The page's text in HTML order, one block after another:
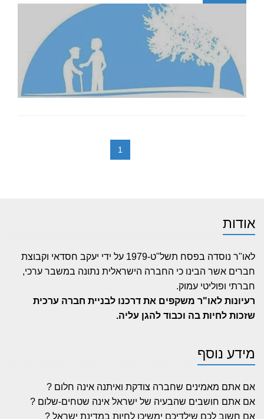
1
אודות
לאו"ר נוסדה בפסח תשל"ט-1979 על ידי יעקב חסדאי וקבוצת
חברים אשר הבינו כי החברה הישראלית נתונה במשבר ערכי,
חברתי ופוליטי עמוק.
רעיונות לאו"ר משקפים את דרכנו לבניית חברה ערכית
שזכות לחיות בה וכבוד להגן עליה.
מידע נוסף
אם אתם מאמינים שחברה צודקת ואיתנה אינה חלום ?
אם אתם חושבים שהבעיה של ישראל אינה שטחים-שלום ?
אם חשוב לכם שילדיכם ימשיכו לחיות במדינת ישראל ?